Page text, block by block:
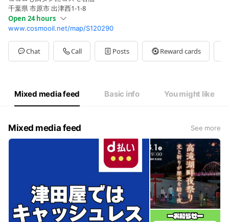
千葉県 市原市 出津西1-1-8
Open 24 hours
MonOpen 24 hours
www.cosmooil.net/map/S120290
Chat Call Posts Reward cards
Mixed media feed Basic info You might like
Mixed media feed See more